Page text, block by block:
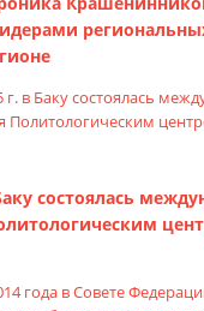
состоялась